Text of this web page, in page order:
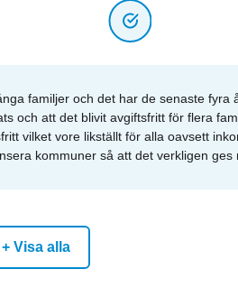
familjer och det har de senaste fyra
och att det blivit avgiftsfritt för flera
vilket vore likställt för alla oavsett
kommuner så att det verkligen ges
+ Visa alla